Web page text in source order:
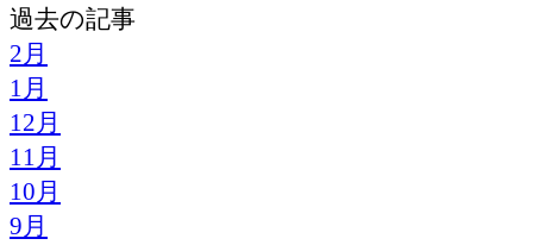
過去の記事
2月
1月
12月
11月
10月
9月